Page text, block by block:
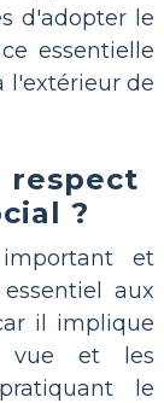
d'adopter le
essentielle
l'extérieur de
respect
?
et
aux
il implique
vue et les
le